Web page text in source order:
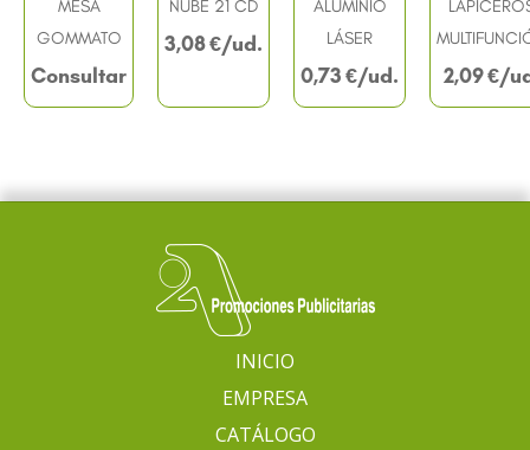
MESA
GOMMATO
Consultar
NUBE 21 CD
3,08€
ALUMINIO
LÁSER
0,73€ 2,09€
INICIO
EMPRESA
CATÁLOGO